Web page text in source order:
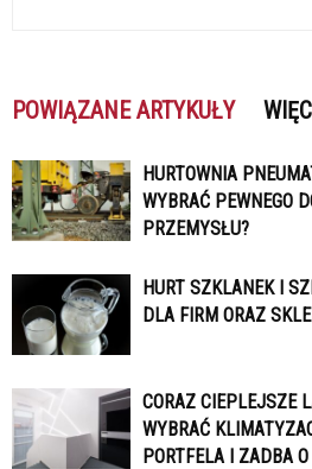
POWIĄZANE ARTYKUŁY
HURTOWNIA
WYBRAĆ PEWNEGO
PRZEMYSŁU?
HURT SZKLANEK I
DLA FIRM ORAZ
CORAZ CIEPLEJSZE
WYBRAĆ
PORTFELA I ZADBA